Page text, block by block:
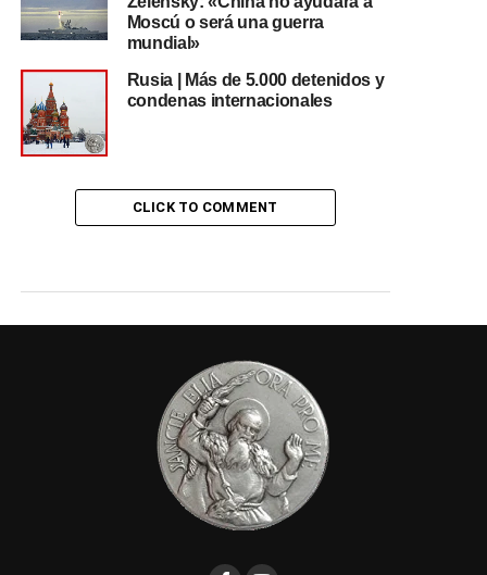
Moscú o será una guerra
mundial»
Rusia | Más de 5.000 detenidos y
condenas internacionales
CLICK TO COMMENT